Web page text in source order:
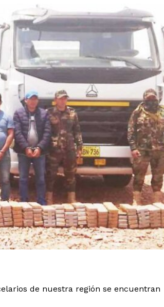
de nuestra región se encuentran